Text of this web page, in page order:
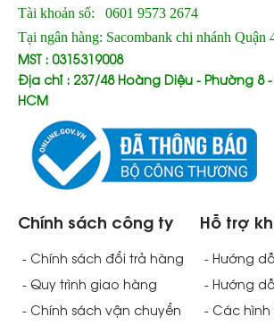
Tài khoản số: 0601 9573 2674
Tại ngân hàng: Sacombank chi nhánh Quận
MST : 0315319008
Địa chỉ : 237/48 Hoàng Diệu - Phường 8 -
HCM
Chính sách công ty
- Chính sách đổi trả hàng
- Quy trình giao hàng
- Chính sách vận chuyển
Hỗ trợ
- Hướng
- Hướng
- Các